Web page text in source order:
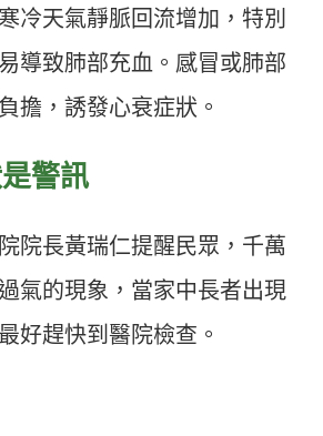
冷天氣靜脈回流增加，特別
導致肺部充血。感冒或肺部
擔，誘發心衰症狀。
警訊
院長黃瑞仁提醒民眾，千萬
氣的現象，當家中長者出現
好趕快到醫院檢查。